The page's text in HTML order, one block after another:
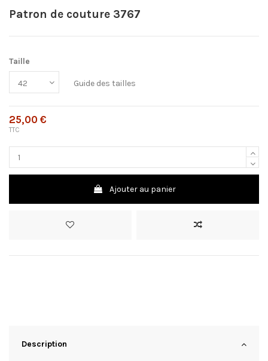
Patron de couture 3767
Taille
Guide des tailles
25,00 €
TTC
Ajouter au panier
Description